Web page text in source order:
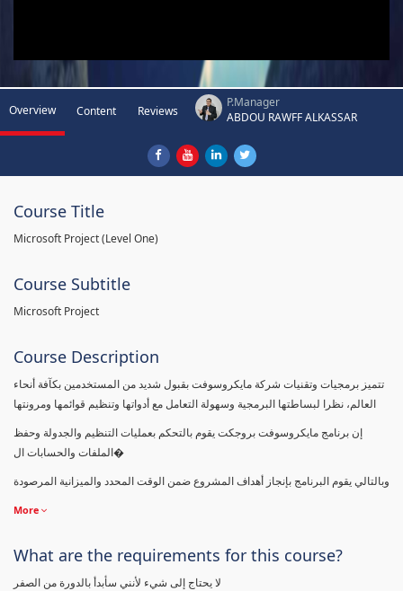
Overview Content Reviews
P.Manager
ABDOU RAWFF ALKASSAR
Course Title
Microsoft Project (Level One)
Course Subtitle
Microsoft Project
Course Description
تتميز برمجيات وتقنيات شركة مايكروسوفت بقبول شديد من المستخدمين بكآفة أنحاء
إن برنامج مايكروسوفت بروجكت يقوم بالتحكم بعمليات التنظيم والجدولة وحفظ
الملفات والحسابات ال�
وبالتالي يقوم البرنامج بإنجاز أهداف المشروع ضمن الوقت المحدد والميزانية المرصودة
More
What are the requirements for this course?
لا يحتاج إلى شيء لأنني سأبدأ بالدورة من الصفر